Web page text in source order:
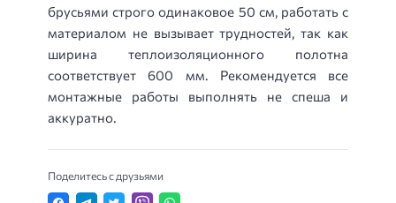
брусьями строго одинаковое 50 см, работать с
материалом не вызывает трудностей, так как
ширина теплоизоляционного полотна
соответствует 600 мм. Рекомендуется все
монтажные работы выполнять не спеша и
аккуратно.
Поделитесь с друзьями